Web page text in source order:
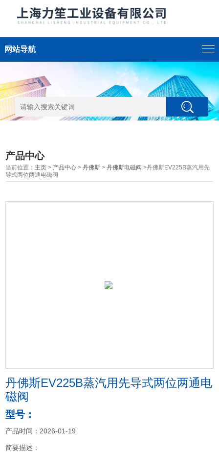
网站导航
产品中心
当前位置： 主页 > 产品中心 >丹佛斯 >丹佛斯电磁阀 >丹佛斯EV225B蒸汽用先
导式两位两通电磁阀
丹佛斯EV225B蒸汽用先导式两位两通电
磁阀
型号：
产品时间：2026-01-19
简要描述：